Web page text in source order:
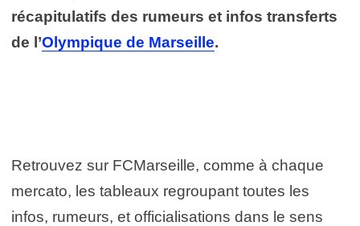
récapitulatifs des rumeurs et infos transferts
de l’Olympique de Marseille.
Retrouvez sur FCMarseille, comme à chaque
mercato, les tableaux regroupant toutes les
infos, rumeurs, et officialisations dans le sens